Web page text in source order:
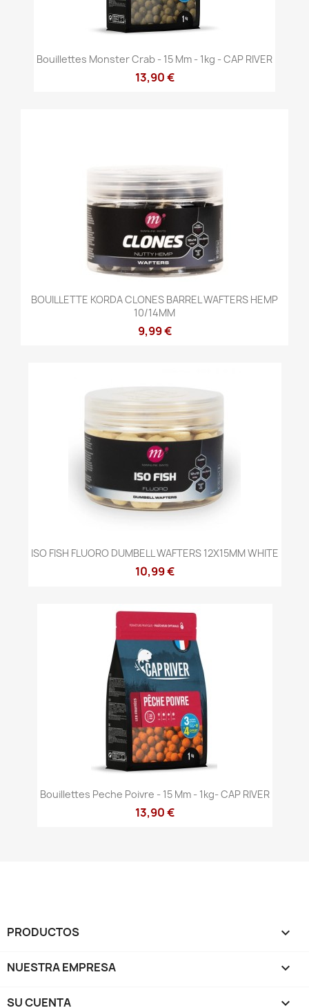
Bouillettes Monster Crab - 15 Mm - 1kg - CAP RIVER
13,90 €
BOUILLETTE KORDA CLONES BARREL WAFTERS HEMP
10/14MM
9,99 €
ISO FISH FLUORO DUMBELL WAFTERS 12X15MM WHITE
10,99 €
Bouillettes Peche Poivre - 15 Mm - 1kg- CAP RIVER
13,90 €
PRODUCTOS 
NUESTRA EMPRESA 
SU CUENTA 